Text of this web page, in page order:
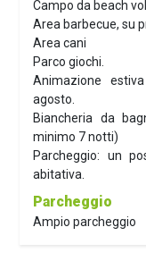
Campo da beach
Area barbecue, su
Area cani
Parco giochi.
Animazione
agosto.
Biancheria da
minimo 7 notti)
Parcheggio: un
abitativa.
Parcheggio
Ampio parcheggio